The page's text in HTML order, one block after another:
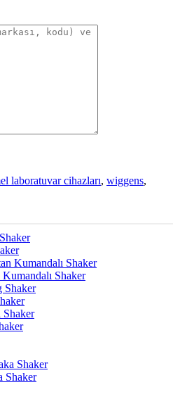
laboratuvar cihazları, wiggens,
Shaker
Shaker